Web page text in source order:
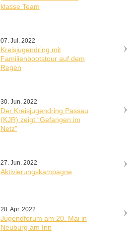
klasse Team
07. Jul. 2022
Kreisjugendring mit
Familienbootstour auf dem
Regen
30. Jun. 2022
Der Kreisjugendring Passau
(KJR) zeigt “Gefangen im
Netz”
27. Jun. 2022
Aktivierungskampagne
28. Apr. 2022
Jugendforum am 20. Mai in
Neuburg am Inn